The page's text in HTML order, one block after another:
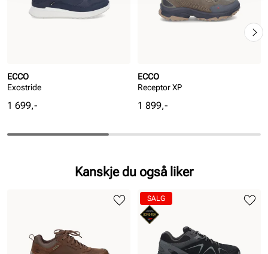
ECCO
Exostride
Pris
1 699,-
ECCO
Receptor XP
Pris
1 899,-
Kanskje du også liker
SALG